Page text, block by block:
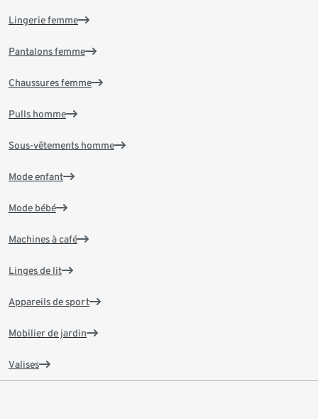
Lingerie femme
Pantalons femme
Chaussures femme
Pulls homme
Sous-vêtements homme
Mode enfant
Mode bébé
Machines à café
Linges de lit
Appareils de sport
Mobilier de jardin
Valises